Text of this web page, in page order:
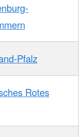
Pfalz
Rotes